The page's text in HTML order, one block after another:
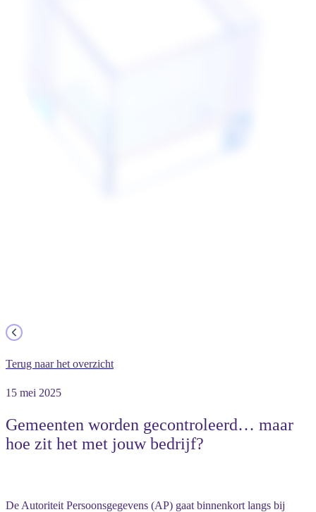
Terug naar het overzicht
15 mei 2025
Gemeenten worden gecontroleerd… maar
hoe zit het met jouw bedrijf?
De Autoriteit Persoonsgegevens (AP) gaat binnenkort langs bij